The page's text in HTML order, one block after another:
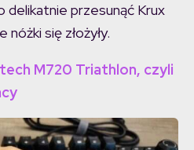
przesunąć Krux
się złożyły.
M720 Triathlon, czyli